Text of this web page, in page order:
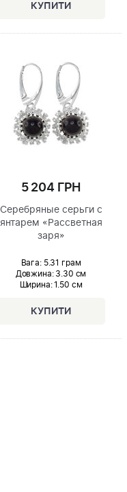
5 204 ГРН
Серебряные серьги с
янтарем «Рассветная
заря»
Вага: 5.31 грам
Довжина:3.30 см
Ширина: 1.50 см